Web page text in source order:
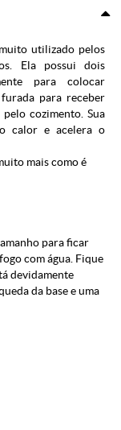
utilizado pelos
Ela possui dois
para colocar
para receber
cozimento. Sua
calor e acelera o
mais como é
para ficar
com água. Fique
devidamente
da base e uma